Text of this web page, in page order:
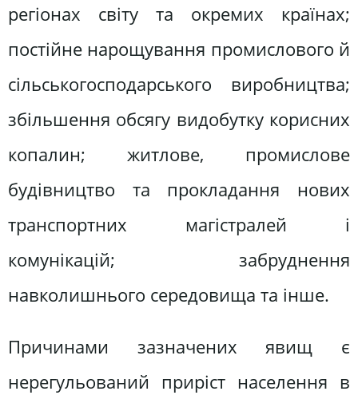
регіонах світу та окремих країнах;
постійне нарощування промислового й
сільськогосподарського виробництва;
збільшення обсягу видобутку корисних
копалин; житлове, промислове
будівництво та прокладання нових
транспортних магістралей і
комунікацій; забруднення
навколишнього середовища та інше.
Причинами зазначених явищ є
нерегульований приріст населення в